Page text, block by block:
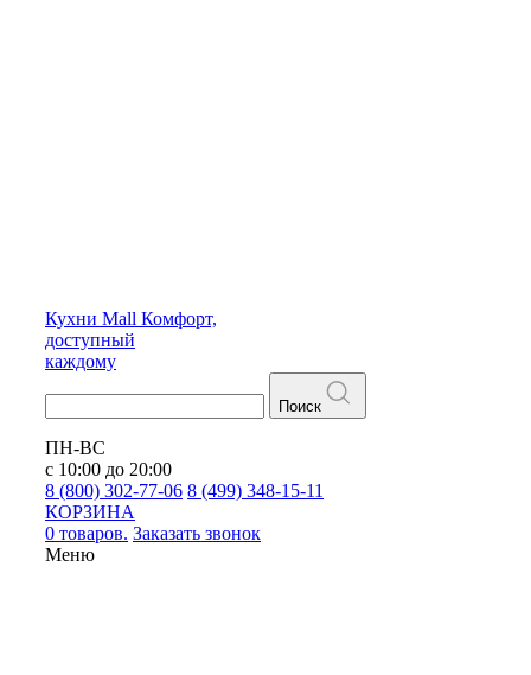
Кухни Mall Комфорт,
доступный
каждому
Поиск
ПН-ВС
с 10:00 до 20:00
8 (800) 302-77-06 8 (499) 348-15-11
КОРЗИНА
0 товаров. Заказать звонок
Меню